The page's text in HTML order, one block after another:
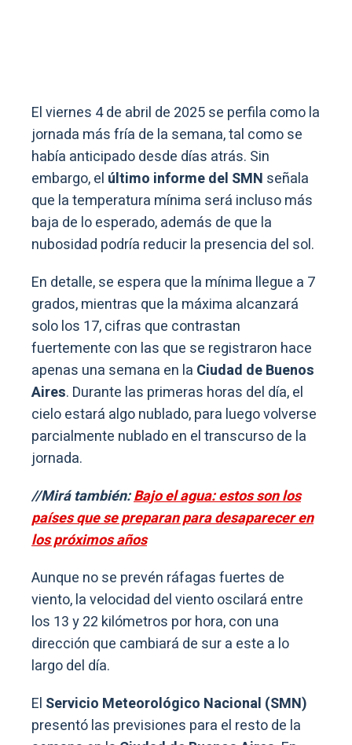
El viernes 4 de abril de 2025 se perfila como la
jornada más fría de la semana, tal como se
había anticipado desde días atrás. Sin
embargo, el último informe del SMN señala
que la temperatura mínima será incluso más
baja de lo esperado, además de que la
nubosidad podría reducir la presencia del sol.
En detalle, se espera que la mínima llegue a 7
grados, mientras que la máxima alcanzará
solo los 17, cifras que contrastan
fuertemente con las que se registraron hace
apenas una semana en la Ciudad de Buenos
Aires. Durante las primeras horas del día, el
cielo estará algo nublado, para luego volverse
parcialmente nublado en el transcurso de la
jornada.
//Mirá también:Bajo el agua: estos son los
países que se preparan para desaparecer en
los próximos años
Aunque no se prevén ráfagas fuertes de
viento, la velocidad del viento oscilará entre
los 13 y 22 kilómetros por hora, con una
dirección que cambiará de sur a este a lo
largo del día.
El Servicio Meteorológico Nacional (SMN)
presentó las previsiones para el resto de la